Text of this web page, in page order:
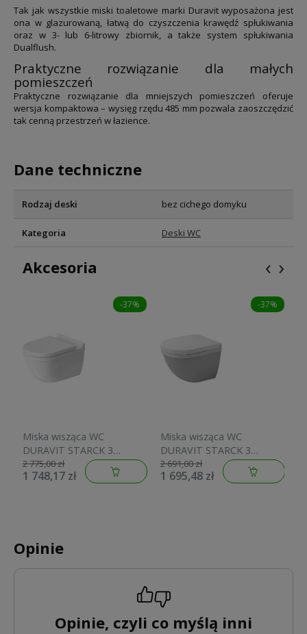
Tak jak wszystkie miski toaletowe marki Duravit wyposażona jest
ona w glazurowaną, łatwą do czyszczenia krawędź spłukiwania
oraz w 3- lub 6-litrowy zbiornik, a także system spłukiwania
Dualflush.
Praktyczne rozwiązanie dla małych
pomieszczeń
Praktyczne rozwiązanie dla mniejszych pomieszczeń oferuje
wersja kompaktowa – wysięg rzędu 485 mm pozwala zaoszczędzić
tak cenną przestrzeń w łazience.
Dane techniczne
Rodzaj deski bez cichego domyku
Kategoria Deski WC
Akcesoria
-37%
Miska wisząca WC
DURAVIT STARCK 3
rimless, biała 2527090000
2 775,00 zł
1 748,17 zł
-37%
Miska wisząca WC
DURAVIT STARCK 3
Compact 48,5cm
2227090000
2 691,00 zł
1 695,48 zł
‹ ›
Opinie
Opinie, czyli co myślą inni